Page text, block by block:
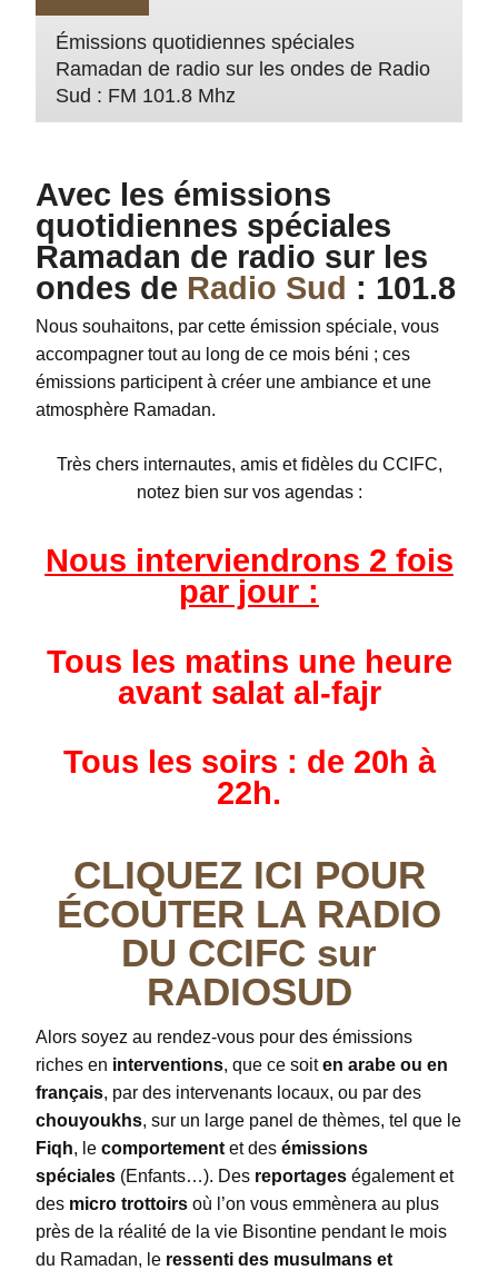
Émissions quotidiennes spéciales
Ramadan de radio sur les ondes de Radio
Sud : FM 101.8 Mhz
Avec les émissions
quotidiennes spéciales
Ramadan de radio sur les
ondes de Radio Sud : 101.8
Nous souhaitons, par cette émission spéciale, vous
accompagner tout au long de ce mois béni ; ces
émissions participent à créer une ambiance et une
atmosphère Ramadan.
Très chers internautes, amis et fidèles du CCIFC,
notez bien sur vos agendas :
Nous interviendrons 2 fois
par jour :
Tous les matins une heure
avant salat al-fajr
Tous les soirs : de 20h à
22h.
CLIQUEZ ICI POUR
ÉCOUTER LA RADIO
DU CCIFC sur
RADIOSUD
Alors soyez au rendez-vous pour des émissions
riches en interventions, que ce soiten arabe ou en
français, par des intervenants locaux, ou par des
chouyoukhs, sur un large panel de thèmes, tel que le
Fiqh, le comportement et des émissions
spéciales (Enfants…). Des reportages également et
des micro trottoirs où l’on vous emmènera au plus
près de la réalité de la vie Bisontine pendant le mois
du Ramadan, le ressenti des musulmans et